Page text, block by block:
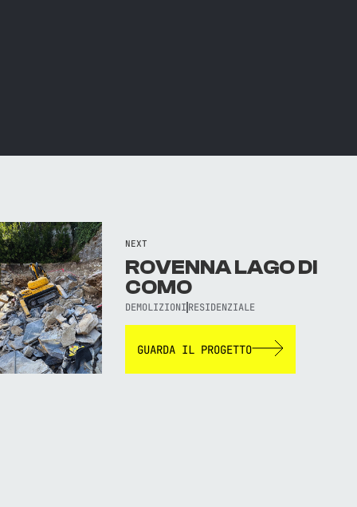
NEXT
ROVENNA LAGO DI
COMO
DEMOLIZIONI RESIDENZIALE
GUARDA IL PROGETTO